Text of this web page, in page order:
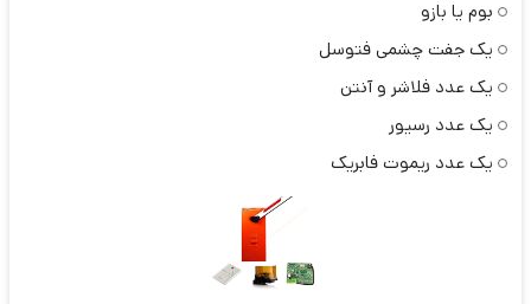
بوم یا بازو
یک جفت چشمی فتوسل
یک عدد فلاشر و آنتن
یک عدد رسیور
یک عدد ریموت فابریک